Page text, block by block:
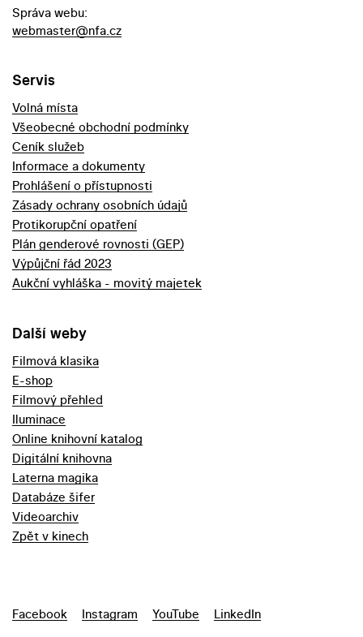
Správa webu:
webmaster@nfa.cz
Servis
Volná místa
Všeobecné obchodní podmínky
Ceník služeb
Informace a dokumenty
Prohlášení o přístupnosti
Zásady ochrany osobních údajů
Protikorupční opatření
Plán genderové rovnosti (GEP)
Výpůjční řád 2023
Aukční vyhláška - movitý majetek
Další weby
Filmová klasika
E-shop
Filmový přehled
Iluminace
Online knihovní katalog
Digitální knihovna
Laterna magika
Databáze šifer
Videoarchiv
Zpět v kinech
Facebook Instagram YouTube LinkedIn